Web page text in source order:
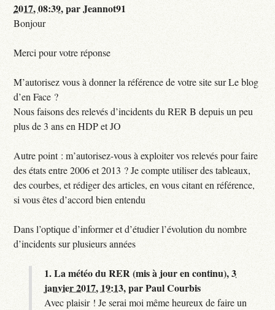
2017, 08:39,parJeannot91
Bonjour
Merci pour votre réponse
M’autorisez vous à donner la référence de votre site sur Le blog
d’en Face ?
Nous faisons des relevés d’incidents du RER B depuis un peu
plus de 3 ans en HDP et JO
Autre point : m’autorisez-vous à exploiter vos relevés pour faire
des états entre 2006 et 2013 ? Je compte utiliser des tableaux,
des courbes, et rédiger des articles, en vous citant en référence,
si vous êtes d’accord bien entendu
Dans l’optique d’informer et d’étudier l’évolution du nombre
d’incidents sur plusieurs années
1.La météo du RER (mis à jour en continu),3
janvier 2017, 19:13,parPaul Courbis
Avec plaisir ! Je serai moi même heureux de faire un